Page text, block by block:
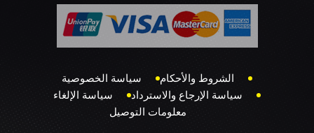
الشروط والأحكام
سياسة الخصوصية
سياسة الإرجاع والاسترداد
سياسة الإلغاء
معلومات التوصيل